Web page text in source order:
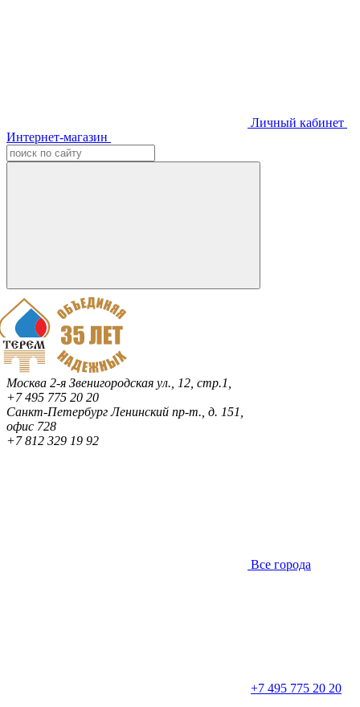
Личный кабинет
Интернет-магазин
Москва 2-я Звенигородская ул., 12, стр.1,
+7 495 775 20 20
Санкт-ПетербургЛенинский пр-т., д. 151,
офис 728
+7 812 329 19 92
Все города
+7 495 775 20 20